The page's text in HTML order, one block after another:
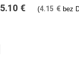
5.10 € (4.15 € bez